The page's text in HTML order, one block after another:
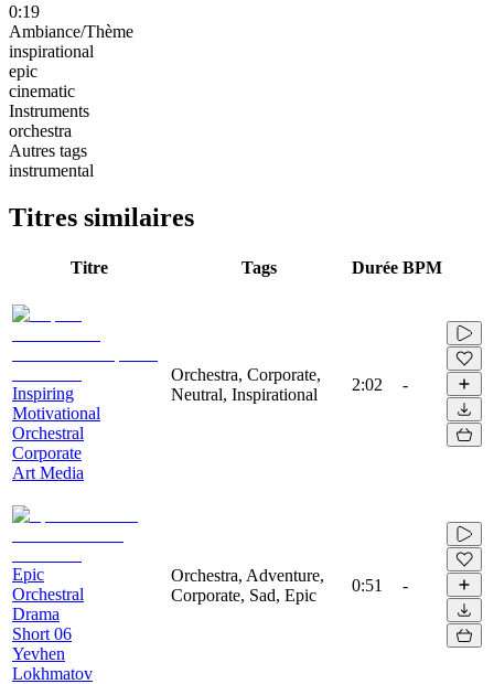
0:19
Ambiance/Thème
inspirational
epic
cinematic
Instruments
orchestra
Autres tags
instrumental
Titres similaires
Titre Tags Durée BPM
Inspiring
Motivational
Orchestral
Corporate
Art Media
Orchestra, Corporate,
Neutral, Inspirational
2:02 -
Epic
Orchestral
Drama
Short 06
Yevhen
Lokhmatov
Orchestra, Adventure,
Corporate, Sad, Epic
0:51 -